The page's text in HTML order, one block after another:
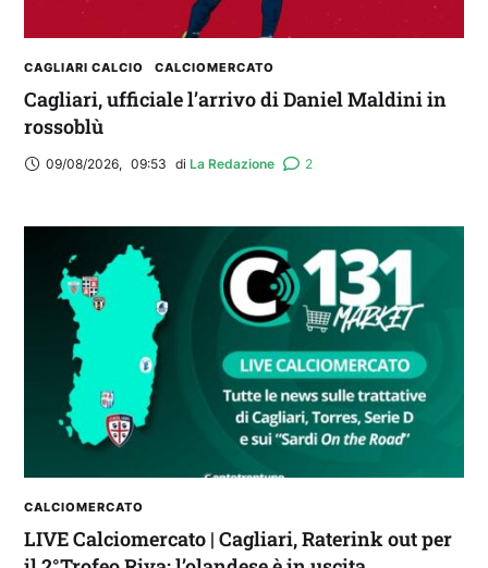
CAGLIARI CALCIO CALCIOMERCATO
Cagliari, ufficiale l’arrivo di Daniel Maldini in
rossoblù
09/08/2026, 09:53 di La Redazione 2
CALCIOMERCATO
LIVE Calciomercato | Cagliari, Raterink out per